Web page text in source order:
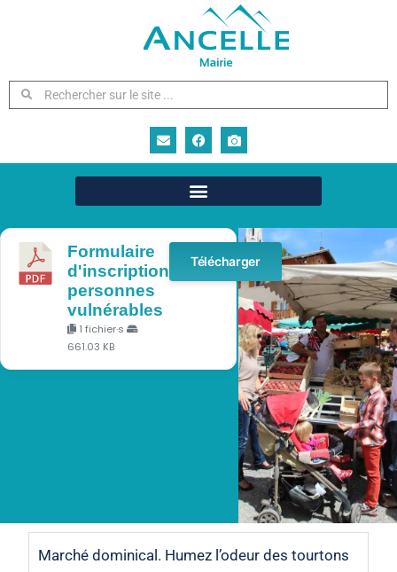
Formulaire
d'inscription
personnes
vulnérables
1 fichier·s
661.03 KB
Télécharger
Marché
Manifestations commerciales
Marché dominical. Humez l’odeur des tourtons